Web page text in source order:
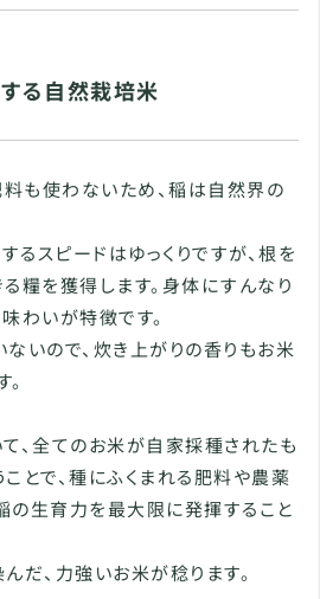
る自然栽培米
も使わないため、稲は自然界の
スピードはゆっくりですが、根を
糧を獲得します。身体にすんなり
わいが特徴です。
いので、炊き上がりの香りもお米
、全てのお米が自家採種されたも
とで、種にふくまれる肥料や農薬
の生育力を最大限に発揮すること
だ、力強いお米が稔ります。